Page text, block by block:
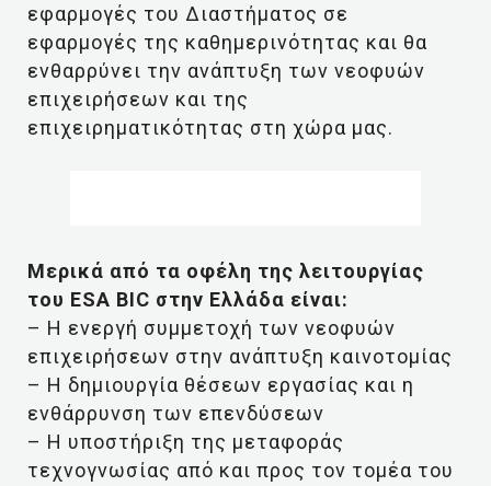
εφαρμογές του Διαστήματος σε
εφαρμογές της καθημερινότητας και θα
ενθαρρύνει την ανάπτυξη των νεοφυών
επιχειρήσεων και της
επιχειρηματικότητας στη χώρα μας.
Μερικά από τα οφέλη της λειτουργίας
του ESA BIC στην Ελλάδα είναι:
– Η ενεργή συμμετοχή των νεοφυών
επιχειρήσεων στην ανάπτυξη καινοτομίας
– Η δημιουργία θέσεων εργασίας και η
ενθάρρυνση των επενδύσεων
– Η υποστήριξη της μεταφοράς
τεχνογνωσίας από και προς τον τομέα του